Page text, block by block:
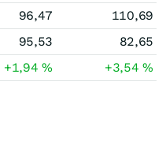
96,47
110,69
95,53
82,65
+1,94% +3,54%